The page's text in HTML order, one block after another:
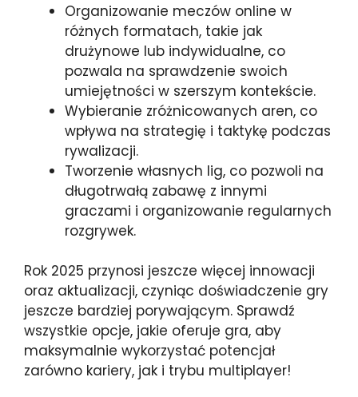
Organizowanie meczów online w
różnych formatach, takie jak
drużynowe lub indywidualne, co
pozwala na sprawdzenie swoich
umiejętności w szerszym kontekście.
Wybieranie zróżnicowanych aren, co
wpływa na strategię i taktykę podczas
rywalizacji.
Tworzenie własnych lig, co pozwoli na
długotrwałą zabawę z innymi
graczami i organizowanie regularnych
rozgrywek.
Rok 2025 przynosi jeszcze więcej innowacji
oraz aktualizacji, czyniąc doświadczenie gry
jeszcze bardziej porywającym. Sprawdź
wszystkie opcje, jakie oferuje gra, aby
maksymalnie wykorzystać potencjał
zarówno kariery, jak i trybu multiplayer!